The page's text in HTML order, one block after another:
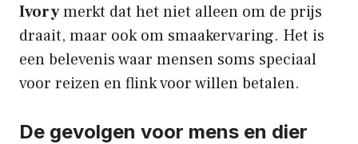
Ivorymerkt dat het niet alleen om de prijs
draait, maar ook om smaakervaring. Het is
een belevenis waar mensen soms speciaal
voor reizen en flink voor willen betalen.
De gevolgen voor mens en dier